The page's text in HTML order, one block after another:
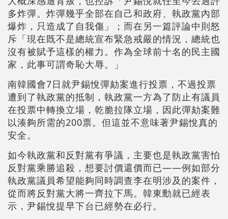
多炸彈。炸彈幾乎全部在自己和政府、執政黨內部
爆炸，只造成了自我傷」；而在另一篇評論中則怒
斥「現在既不是總統宣布緊急戒嚴的情況，總統也
沒有被賦予這樣的權力。作為全球前十名的民主國
家，此事可謂奇恥大辱。」
南韓國會7日就尹錫悅彈劾案進行投票，不過投票
遭到了執政黨的抵制，執政黨一方為了防止有議員
在投票中轉換立場，乾脆拉隊立場，因此彈劾案難
以湊夠所需的200票。但這並不意味著尹錫悅真的
安全。
如今執政黨和反對黨有爭議，主要也是執政黨害怕
反對黨乘勝追殺，想要討價還價而已——例如部分
執政黨議員希望能夠同時調查李在明涉及的案件，
從而將反對黨大將一齊拉下馬。韓東勳就已經表
示，尹錫悅提早下台已經勢在必行。